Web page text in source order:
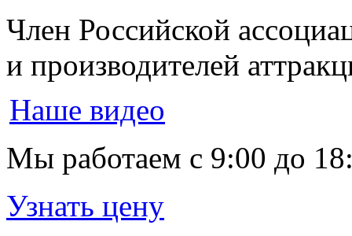
Член Российской
и производителей
Наше видео
Мы работаем с 9:00 до
Узнать цену